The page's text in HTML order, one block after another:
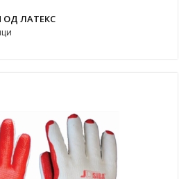
ЛАТЕКС